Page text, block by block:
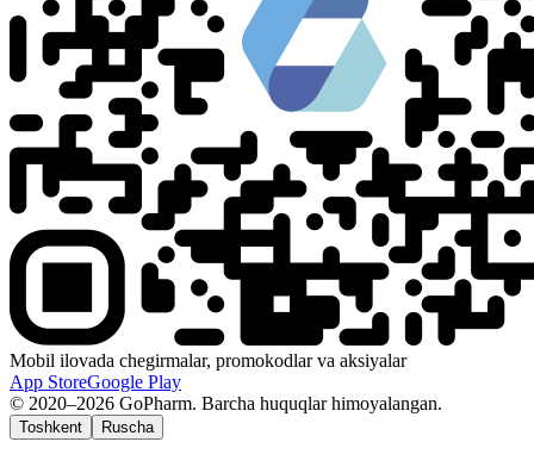
Mobil ilovada chegirmalar, promokodlar va aksiyalar
App StoreGoogle Play
© 2020–2026 GoPharm. Barcha huquqlar himoyalangan.
Toshkent Ruscha